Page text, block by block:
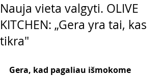
Nauja vieta valgyti. OLIVE
KITCHEN: „Gera yra tai, kas
tikra"
Gera, kad pagaliau išmokome